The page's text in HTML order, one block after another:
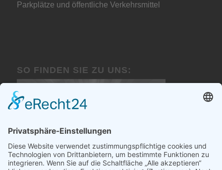
Parkplätze und öffentliche Verkehrsmittel
SO FINDEN SIE ZU UNS: